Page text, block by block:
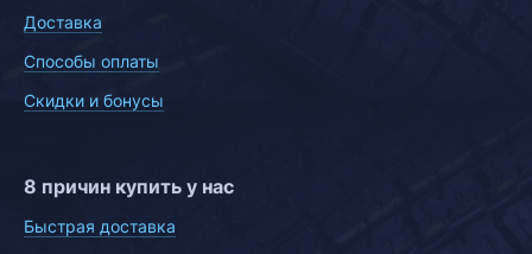
Доставка
Способы оплаты
Скидки и бонусы
8 причин купить у нас
Быстрая доставка